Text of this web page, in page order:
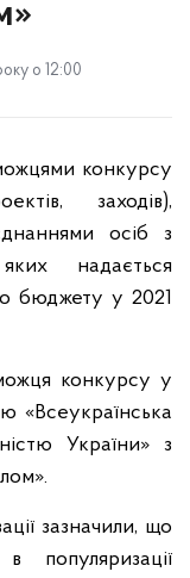
о 12:00
конкурсу
заходів),
осіб з
надається
бюджету у 2021
конкурсу у
«Всеукраїнська
України» з
зазначили, що
популяризації